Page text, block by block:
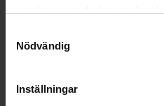
Nödvändig
Inställningar
Spänning (V):